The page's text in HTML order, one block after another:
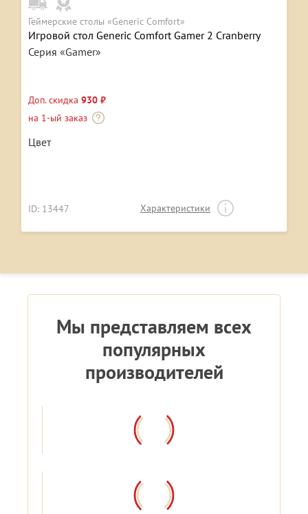
Геймерские столы «Generic Comfort»
Игровой стол Generic Comfort Gamer 2 Cranberry
Серия «Gamer»
Доп. скидка 930 ₽
на 1-ый заказ
Цвет
ID: 13447 Характеристики
Мы представляем всех
популярных
производителей